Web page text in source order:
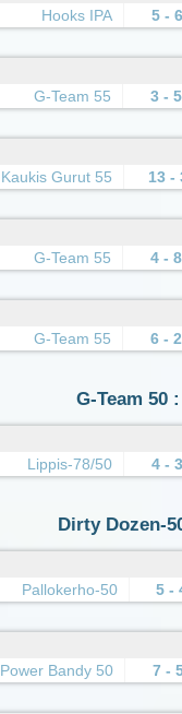
Hooks IPA 5 - 6
G-Team 55 3 - 5
Kaukis Gurut 55 13 -
G-Team 55 4 - 8
G-Team 55 6 - 2
G-Team 50
Lippis-78/50 4 - 3
Dirty Dozen-
Pallokerho-50 5 -
Power Bandy 50 7 -